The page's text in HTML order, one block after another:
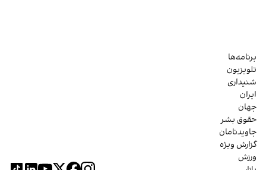
برنامه‌ها
تلویزیون
شنیداری
ایران
جهان
حقوق بشر
جاویدنامان
گزارش ویژه
ورزش